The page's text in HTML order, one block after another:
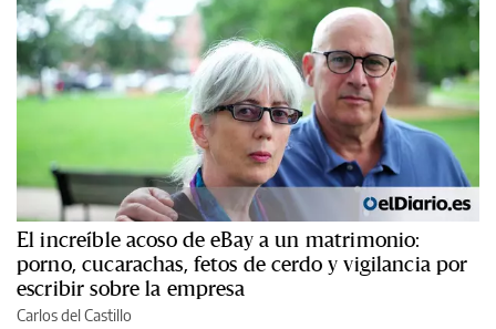
El increíble acoso de eBay a un matrimonio:
porno, cucarachas, fetos de cerdo y vigilancia por
escribir sobre la empresa
Carlos del Castillo